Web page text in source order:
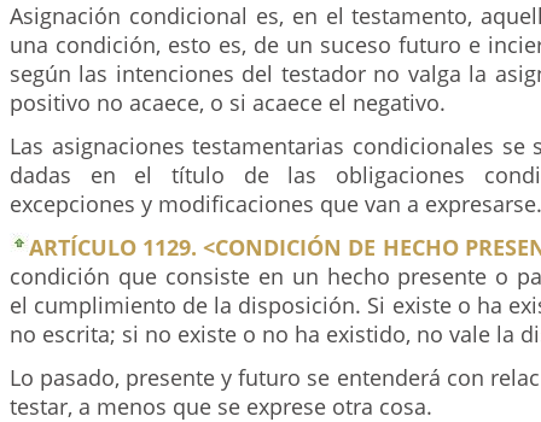
Asignación condicional es, en el testamento,
una condición, esto es, de un suceso futuro e
según las intenciones del testador no valga la
positivo no acaece, o si acaece el negativo.
Las asignaciones testamentarias condicionales se
dadas en el título de las obligaciones
excepciones y modificaciones que van a expresarse.
ARTÍCULO 1129. <CONDICIÓN DE HECHO
condición que consiste en un hecho presente o
el cumplimiento de la disposición. Si existe o ha
no escrita; si no existe o no ha existido, no vale la
Lo pasado, presente y futuro se entenderá con
testar, a menos que se exprese otra cosa.